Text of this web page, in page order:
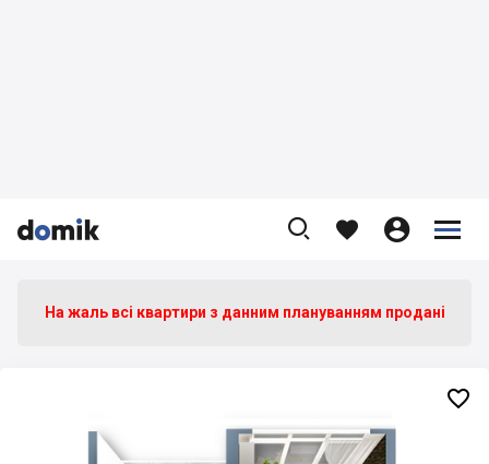


    


На жаль всі квартири з данним плануванням продані
